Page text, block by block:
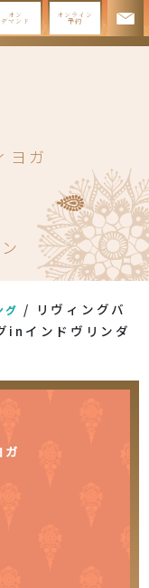
オン
デマンド
オンライン
予約
ヨガ
グ / リヴィングバ
inインドヴリンダ
ガ